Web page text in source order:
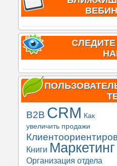
СЛЕДИТЕ
B2B CRM Как
увеличить продажи
Книги Маркетинг
Организация отдела